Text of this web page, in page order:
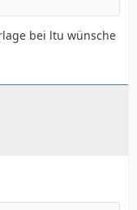
bei ltu wünsche